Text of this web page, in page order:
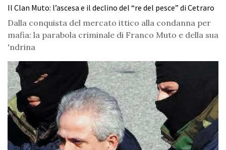
Il Clan Muto: l’ascesa e il declino del “re del pesce” di Cetraro
Dalla conquista del mercato ittico alla condanna per
mafia: la parabola criminale di Franco Muto e della sua
'ndrina